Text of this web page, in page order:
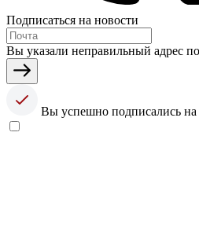
Подписаться на новости
Вы указали неправильный адрес
Вы успешно подписались на